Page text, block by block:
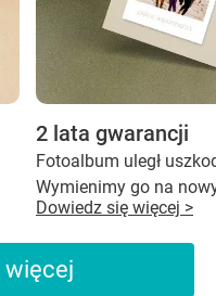
2 lata gwarancji
Fotoalbum uległ
Wymienimy go na
Dowiedz się więcej >
więcej